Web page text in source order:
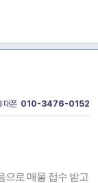
대폰 010-3476-0152
으로 매물 접수 받고